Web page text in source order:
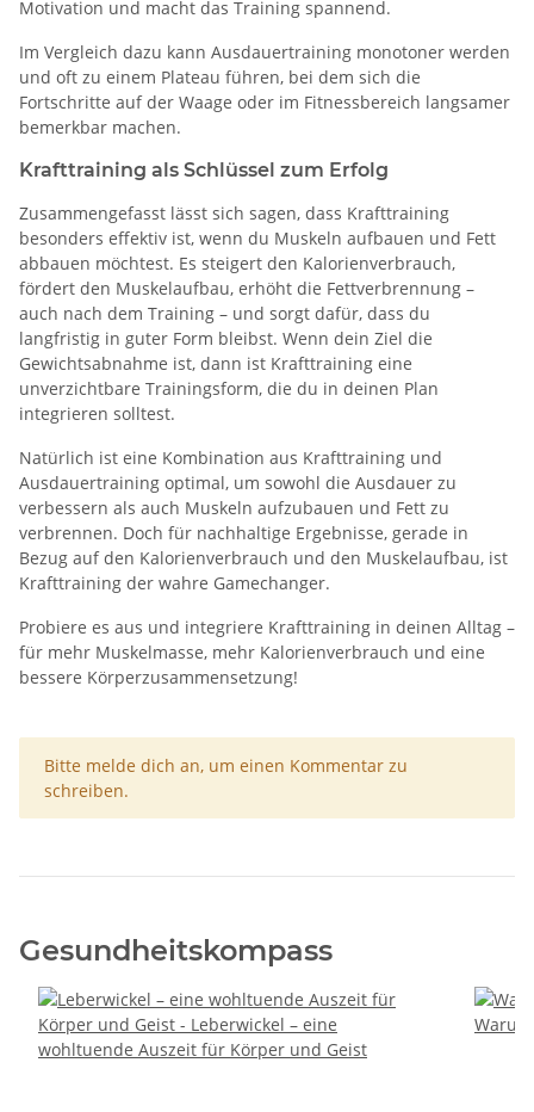
Motivation und macht das Training spannend.
Im Vergleich dazu kann Ausdauertraining monotoner werden
und oft zu einem Plateau führen, bei dem sich die
Fortschritte auf der Waage oder im Fitnessbereich langsamer
bemerkbar machen.
Krafttraining als Schlüssel zum Erfolg
Zusammengefasst lässt sich sagen, dass Krafttraining
besonders effektiv ist, wenn du Muskeln aufbauen und Fett
abbauen möchtest. Es steigert den Kalorienverbrauch,
fördert den Muskelaufbau, erhöht die Fettverbrennung –
auch nach dem Training – und sorgt dafür, dass du
langfristig in guter Form bleibst. Wenn dein Ziel die
Gewichtsabnahme ist, dann ist Krafttraining eine
unverzichtbare Trainingsform, die du in deinen Plan
integrieren solltest.
Natürlich ist eine Kombination aus Krafttraining und
Ausdauertraining optimal, um sowohl die Ausdauer zu
verbessern als auch Muskeln aufzubauen und Fett zu
verbrennen. Doch für nachhaltige Ergebnisse, gerade in
Bezug auf den Kalorienverbrauch und den Muskelaufbau, ist
Krafttraining der wahre Gamechanger.
Probiere es aus und integriere Krafttraining in deinen Alltag –
für mehr Muskelmasse, mehr Kalorienverbrauch und eine
bessere Körperzusammensetzung!
x
Bitte melde dich an, um einen Kommentar zu
schreiben.
Gesundheitskompass